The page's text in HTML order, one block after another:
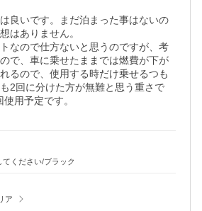
良いです。まだ泊まった事はないの
はありません。
なので仕方ないと思うのですが、考
で、車に乗せたままでは燃費が下が
るので、使用する時だけ乗せるつも
2回に分けた方が無難と思う重さで
用予定です。
ください/ブラック
ア